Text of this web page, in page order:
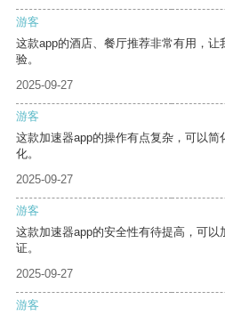
游客
这款app的酒店、餐厅推荐非常有用，
验。
2025-09-27
游客
这款加速器app的操作有点复杂，可以
化。
2025-09-27
游客
这款加速器app的安全性有待提高，可
证。
2025-09-27
游客